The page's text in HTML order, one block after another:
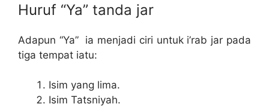
Huruf “Ya” tanda jar
Adapun “Ya” ia menjadi ciri untuk i’rab jar pada
tiga tempat iatu:
Isim yang lima.
Isim Tatsniyah.